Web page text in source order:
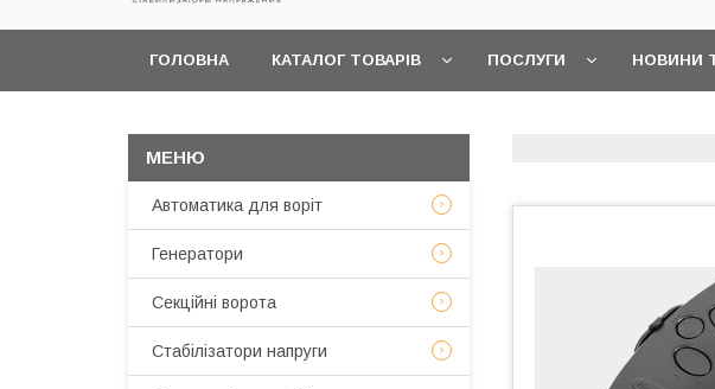
ГОЛОВНА КАТАЛОГ ТОВАРІВ ПОСЛУГИ НОВИНИ
Автоматика для воріт
Генератори
Секційні ворота
Стабілізатори напруги